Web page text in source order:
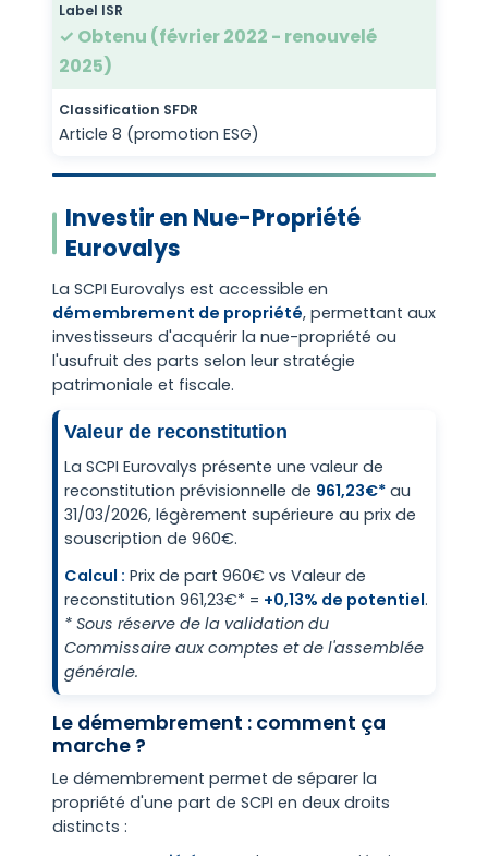
Label ISR
✓ Obtenu (février 2022 - renouvelé
2025)
Classification SFDR
Article 8 (promotion ESG)
Investir en Nue-Propriété
Eurovalys
La SCPI Eurovalys est accessible en
démembrement de propriété, permettant aux
investisseurs d'acquérir la nue-propriété ou
l'usufruit des parts selon leur stratégie
patrimoniale et fiscale.
Valeur de reconstitution
La SCPI Eurovalys présente une valeur de
reconstitution prévisionnelle de 961,23€* au
31/03/2026, légèrement supérieure au prix de
souscription de 960€.
Calcul : Prix de part 960€ vs Valeur de
reconstitution 961,23€* = +0,13% de potentiel.
* Sous réserve de la validation du
Commissaire aux comptes et de l'assemblée
générale.
Le démembrement : comment ça
marche ?
Le démembrement permet de séparer la
propriété d'une part de SCPI en deux droits
distincts :